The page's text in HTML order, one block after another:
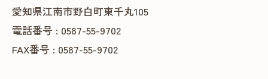
愛知県江南市野白町東千丸105
電話番号 : 0587-55-9702
FAX番号 : 0587-55-9702